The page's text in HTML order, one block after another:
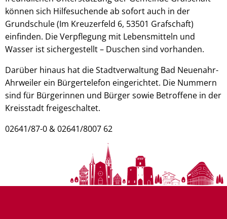
können sich Hilfesuchende ab sofort auch in der
Grundschule (Im Kreuzerfeld 6, 53501 Grafschaft)
einfinden. Die Verpflegung mit Lebensmitteln und
Wasser ist sichergestellt – Duschen sind vorhanden.
Darüber hinaus hat die Stadtverwaltung Bad Neuenahr-
Ahrweiler ein Bürgertelefon eingerichtet. Die Nummern
sind für Bürgerinnen und Bürger sowie Betroffene in der
Kreisstadt freigeschaltet.
02641/87-0 & 02641/8007 62